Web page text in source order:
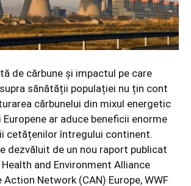
de cărbune și impactul pe care
sănătății populației nu țin cont
cărbunelui din mixul energetic
ar aduce beneficii enorme
cetățenilor întregului continent.
dezvăluit de un nou raport publicat
and Environment Alliance
Action Network (CAN) Europe, WWF